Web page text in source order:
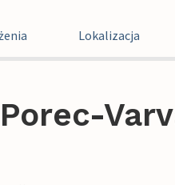
Lokalizacja